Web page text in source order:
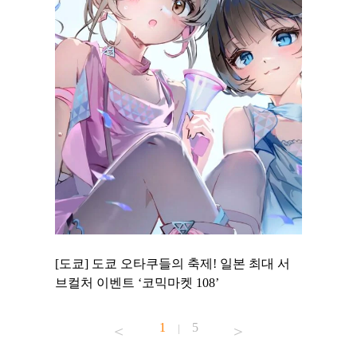
[도쿄] 도쿄 오타쿠들의 축제! 일본 최대 서
브컬처 이벤트 ‘코믹마켓 108’
1 | 5